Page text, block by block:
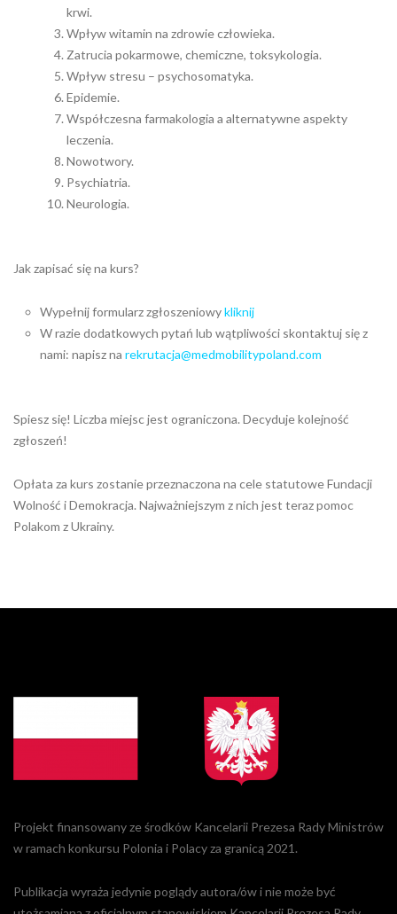
krwi.
Wpływ witamin na zdrowie człowieka.
Zatrucia pokarmowe, chemiczne, toksykologia.
Wpływ stresu – psychosomatyka.
Epidemie.
Współczesna farmakologia a alternatywne aspekty
leczenia.
Nowotwory.
Psychiatria.
Neurologia.
Jak zapisać się na kurs?
Wypełnij formularz zgłoszeniowykliknij
W razie dodatkowych pytań lub wątpliwości skontaktuj się z
nami: napisz na rekrutacja@medmobilitypoland.com
Spiesz się! Liczba miejsc jest ograniczona. Decyduje kolejność
zgłoszeń!
Opłata za kurs zostanie przeznaczona na cele statutowe Fundacji
Wolność i Demokracja. Najważniejszym z nich jest teraz pomoc
Polakom z Ukrainy.
Projekt finansowany ze środków Kancelarii Prezesa Rady Ministrów
w ramach konkursu Polonia i Polacy za granicą 2021.
Publikacja wyraża jedynie poglądy autora/ów i nie może być